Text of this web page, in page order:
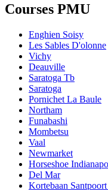
Courses PMU
Enghien Soisy
Les Sables D'olonne
Vichy
Deauville
Saratoga Tb
Saratoga
Pornichet La Baule
Northam
Funabashi
Mombetsu
Vaal
Newmarket
Horseshoe
Del Mar
Kortebaan